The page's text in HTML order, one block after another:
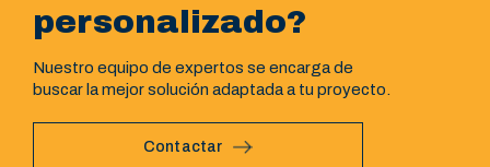
personalizado?
Nuestro equipo de expertos se encarga de
buscar la mejor solución adaptada a tu proyecto.
Contactar